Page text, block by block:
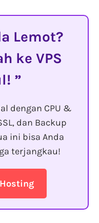
Lemot?
ke VPS
dengan CPU &
dan Backup
ini bisa Anda
terjangkau!